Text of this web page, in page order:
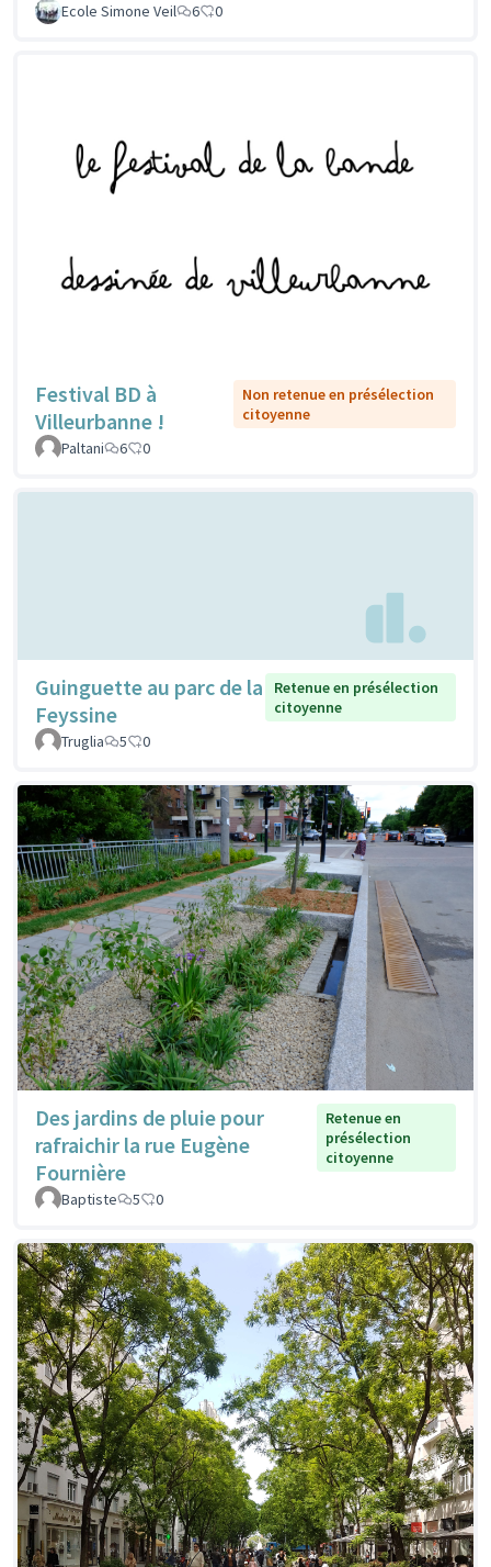
Ecole Simone Veil
6 0
Festival BD à
Villeurbanne !
Non retenue en présélection
citoyenne
Paltani
6 0
Guinguette au parc de la
Feyssine
Retenue en présélection
citoyenne
Truglia
5 0
Des jardins de pluie pour
rafraichir la rue Eugène
Fournière
Retenue en
présélection
citoyenne
Baptiste 5 0